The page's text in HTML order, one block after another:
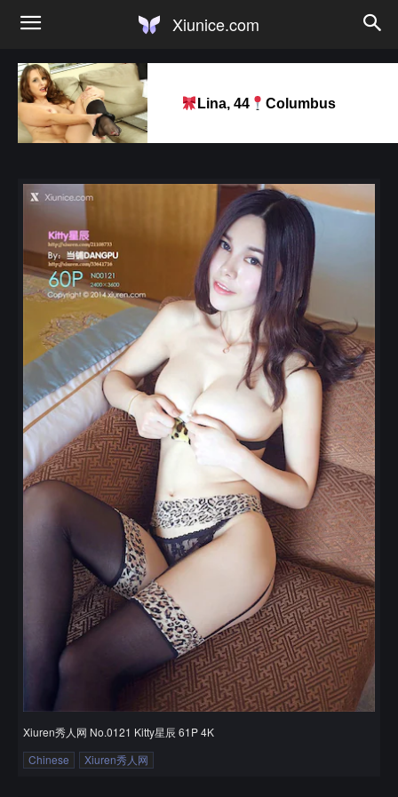
Xiunice.com
Lina, 44 Columbus
Xiuren秀人网 No.0121 Kitty星辰 61P 4K
Chinese
Xiuren秀人网